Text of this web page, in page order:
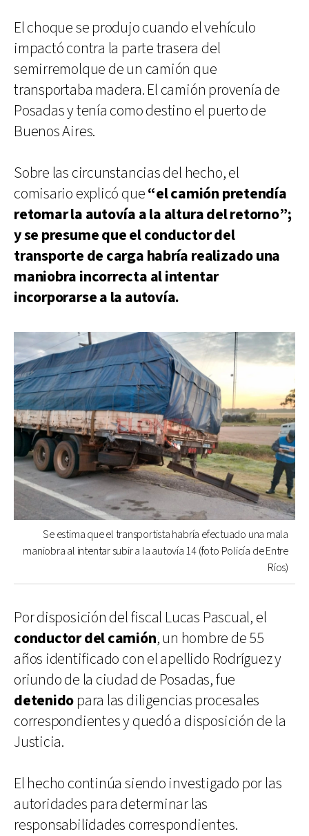
El choque se produjo cuando el vehículo
impactó contra la parte trasera del
semirremolque de un camión que
transportaba madera. El camión provenía de
Posadas y tenía como destino el puerto de
Buenos Aires.
Sobre las circunstancias del hecho, el
comisario explicó que“el camión pretendía
retomar la autovía a la altura del retorno”;
y se presume que el conductor del
transporte de carga habría realizado una
maniobra incorrecta al intentar
incorporarse a la autovía.
Se estima que el transportista habría efectuado una mala
maniobra al intentar subir a la autovía 14 (foto Policía de Entre
Ríos)
Por disposición del fiscal Lucas Pascual, el
conductor del camión, un hombre de 55
años identificado con el apellido Rodríguez y
oriundo de la ciudad de Posadas, fue
detenidopara las diligencias procesales
correspondientes y quedó a disposición de la
Justicia.
El hecho continúa siendo investigado por las
autoridades para determinar las
responsabilidades correspondientes.